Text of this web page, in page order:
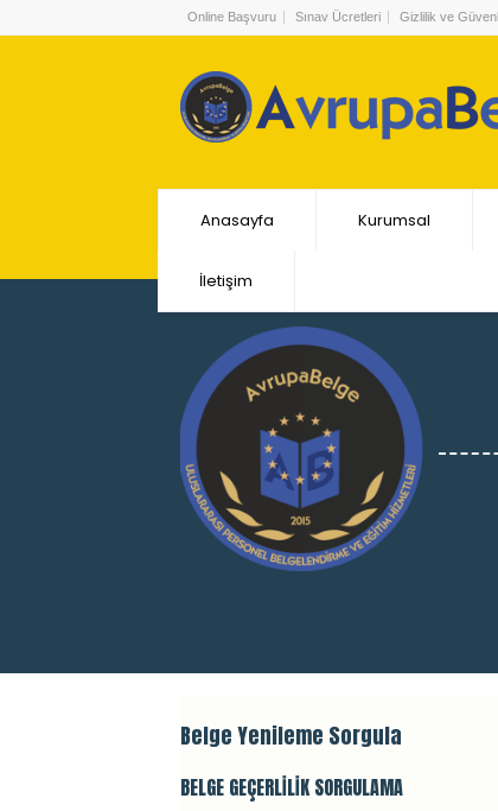
Online Başvuru Sınav Ücretleri Gizlilik ve
Anasayfa Kurumsal
İletişim
Belge Yenileme Sorgula
BELGE GEÇERLİLİK SORGULAMA